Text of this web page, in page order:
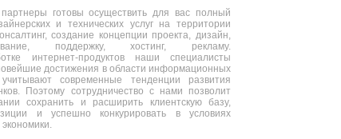
готовы осуществить для вас полный
и технических услуг на территории
создание концепции проекта, дизайн,
поддержку, хостинг, рекламу.
интернет-продуктовнаши специалисты
достижения в области информационных
учитывают современные тенденции развития
Поэтому сотрудничество с нами позволит
сохранить и расширить клиентскую базу,
и успешно конкурировать в условиях